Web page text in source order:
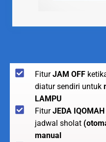
FiturJAM OFF
diatur sendiri untuk
LAMPU
FiturJEDA IQOMAH
jadwal sholat
manual